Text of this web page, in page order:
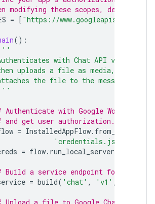
modifying these scopes, delete
= [ "https://www.googleapis.com/
():
with Chat API via user
uploads a file as media, creates
the file to the message.
Authenticate with Google Workspace
and get user authorization.
= InstalledAppFlow.
'credentials.json'
= flow. run_local_server
Build a service endpoint for Chat
= build( 'chat' , 'v1' ,